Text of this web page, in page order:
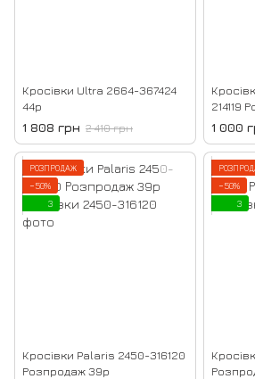
Кросівки Ultra 2664-367424
44р
1 808 грн 2 410 грн
214119
1 000
РОЗПРОДАЖ
−50%
3
Кросівки Palaris 2450-316120
Розпродаж 39р
−50%
3